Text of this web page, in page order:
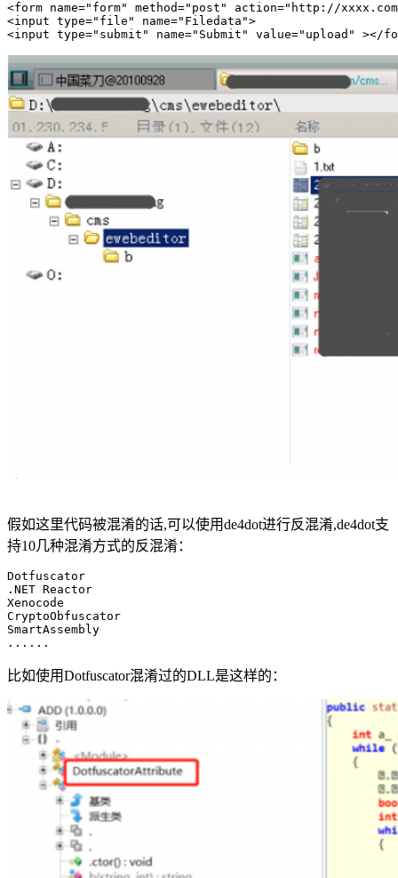
<form name="form" method="post" action="http://xxxx.com/
<input type="file" name="Filedata">
<input type="submit" name="Submit" value="upload" ></
假如这里代码被混淆的话,可以使用de4dot进行反混淆,de4dot支
持10几种混淆方式的反混淆：
Dotfuscator
.NET Reactor
Xenocode
CryptoObfuscator
SmartAssembly
......
比如使用Dotfuscator混淆过的DLL是这样的：